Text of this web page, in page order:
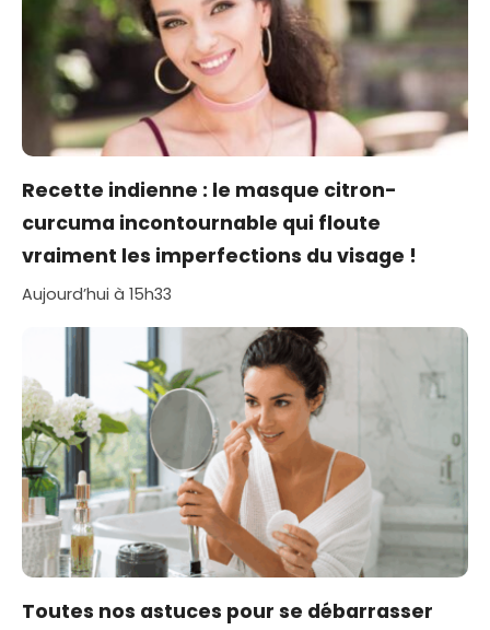
Recette indienne : le masque citron-
curcuma incontournable qui floute
vraiment les imperfections du visage !
Aujourd’hui à 15h33
Toutes nos astuces pour se débarrasser